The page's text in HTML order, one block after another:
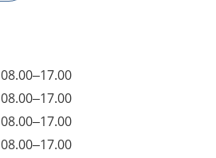
08.00–17.00
08.00–17.00
08.00–17.00
08.00–17.00